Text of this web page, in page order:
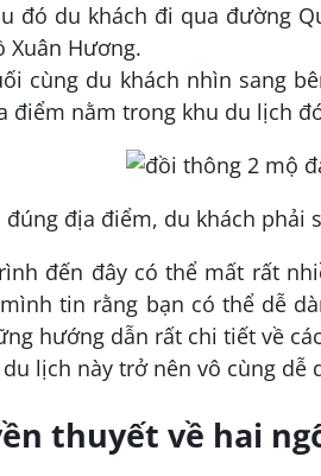
đó du khách đi qua đường
Xuân Hương.
cùng du khách nhìn sang
điểm nằm trong khu du lịch
địa điểm, du khách phải
đến đây có thể mất rất
tin rằng bạn có thể dễ
hướng dẫn rất chi tiết về
lịch này trở nên vô cùng dễ
thuyết về hai